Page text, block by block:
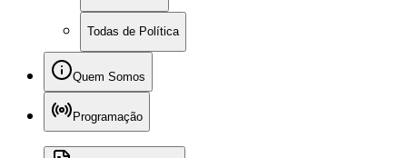
Todas de Política
Quem Somos
Programação